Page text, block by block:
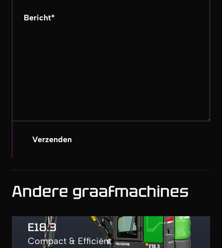
Bericht*
Verzenden
Andere graafmachines
E18.3
Compact & Efficiënt